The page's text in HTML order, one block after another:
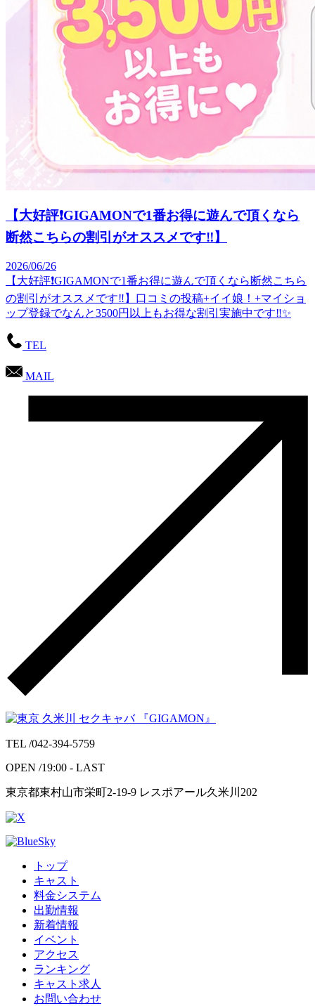
【大好評❗GIGAMONで1番お得に遊んで頂くなら
断然こちらの割引がオススメです‼️】
2026/06/26
【大好評❗GIGAMONで1番お得に遊んで頂くなら断然こちら
の割引がオススメです‼️】口コミの投稿+イイ娘！+マイショ
ップ登録でなんと3500円以上もお得な割引実施中です‼️✨
TEL
MAIL
TEL /042-394-5759
OPEN /19:00 - LAST
東京都東村山市栄町2-19-9 レスポアール久米川202
トップ
キャスト
料金システム
出勤情報
新着情報
イベント
アクセス
ランキング
キャスト求人
お問い合わせ